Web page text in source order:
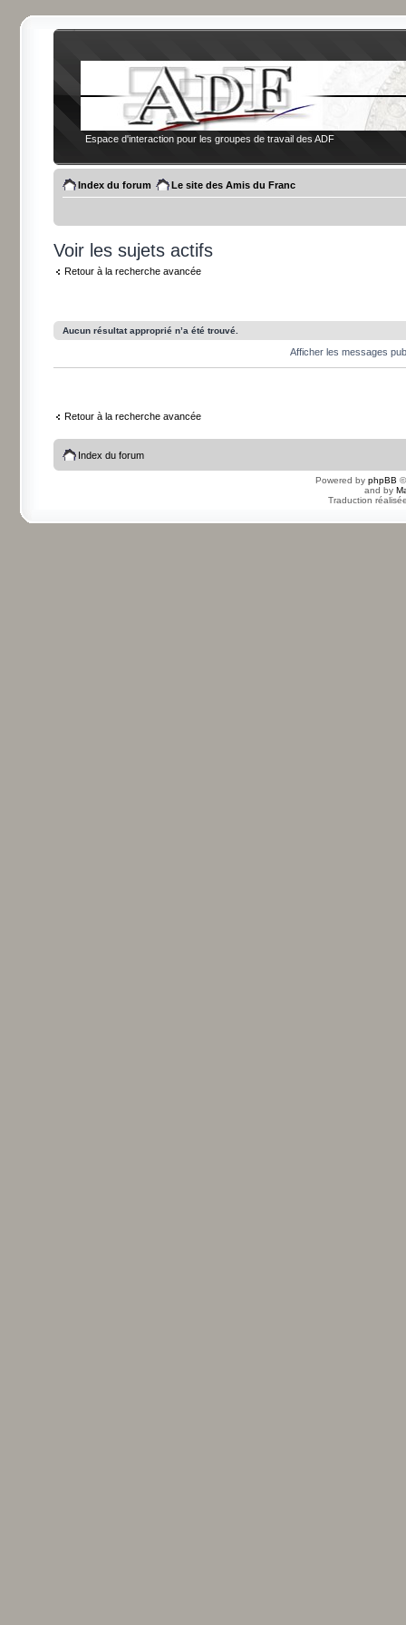
Espace d'interaction pour les groupes de travail des ADF
Index du forum Le site des Amis du Franc
Voir les sujets actifs
Retour à la recherche avancée
Aucun résultat approprié n’a été trouvé.
Afficher les messages
Retour à la recherche avancée
Index du forum
Powered by phpBB
and by
Traduction